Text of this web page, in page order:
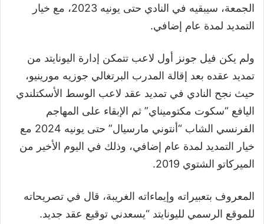
الجمعة، سيبقيه في النادي حتى يونيه 2023، مع خيار
التمديد لمدة عام إضافي.
ولم يكن فيل جونز أول لاعب تتمكن إدارة اليونايتد من
تمديد عقده بعد إقالة المدرب البرتغالي جوزيه مورينيو،
حيث نجح النادي في تمديد عقد لاعب الوسط الأسكتلندي
اليافع “سكوت مكتوميناي” ثم الإبقاء على المهاجم
الفرنسي الشاب “أنتوني مارسيال” حتى يونيه 2024 مع
خيار التمديد لمدة عام إضافي، وذلك في اليوم الأخير من
الميركاتو الشتوي 2019.
المعروف بتعبيراته وإيماءاته الغريبة، قال في تصريحاته
للموقع الرسمي لليونايتد “يسعدني توقيع عقد جديد.